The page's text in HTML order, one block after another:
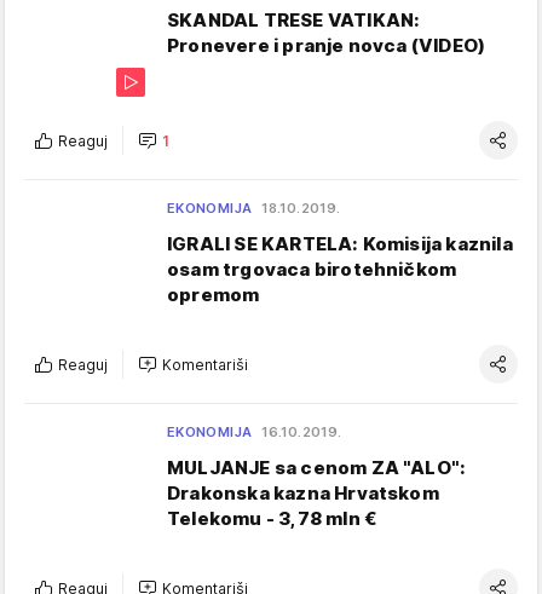
SKANDAL TRESE VATIKAN:
Pronevere i pranje novca (VIDEO)
Reaguj 1
EKONOMIJA 18.10.2019.
IGRALI SE KARTELA: Komisija kaznila
osam trgovaca birotehničkom
opremom
Reaguj Komentariši
EKONOMIJA 16.10.2019.
MULJANJE sa cenom ZA "ALO":
Drakonska kazna Hrvatskom
Telekomu - 3,78 mln €
Reaguj Komentariši